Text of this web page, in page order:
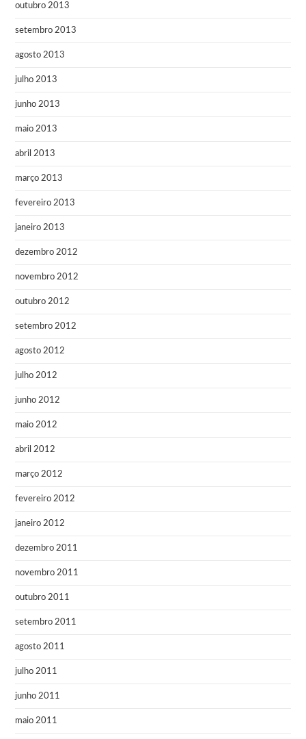
outubro 2013
setembro 2013
agosto 2013
julho 2013
junho 2013
maio 2013
abril 2013
março 2013
fevereiro 2013
janeiro 2013
dezembro 2012
novembro 2012
outubro 2012
setembro 2012
agosto 2012
julho 2012
junho 2012
maio 2012
abril 2012
março 2012
fevereiro 2012
janeiro 2012
dezembro 2011
novembro 2011
outubro 2011
setembro 2011
agosto 2011
julho 2011
junho 2011
maio 2011